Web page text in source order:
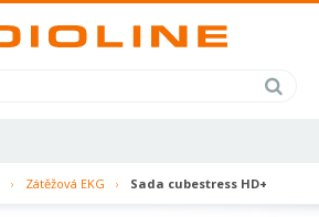
› Zátěžová EKG › Sada cubestress HD+